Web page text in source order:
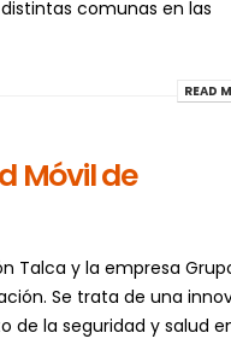
comunas en las
READ
Móvil de
Talca y la empresa
Se trata de una
la seguridad y salud